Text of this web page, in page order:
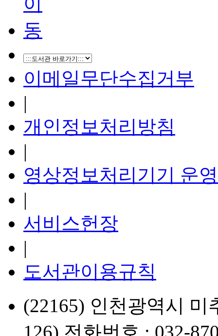
이메일무단수집거부
|
개인정보처리방침
|
영상정보처리기기 운
|
서비스헌장
|
도서관이용규칙
(22165) 인천광역시 미
126) 전화번호 : 032-